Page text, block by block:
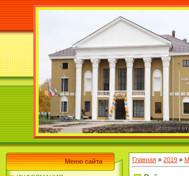
Меню сайта Главная » 2019 »